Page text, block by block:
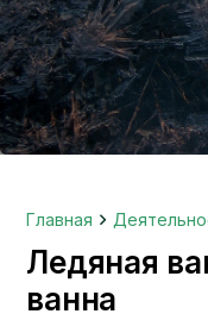
Главная
Ледяная
ванна